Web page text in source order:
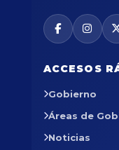
ACCESOS
Gobierno
Áreas de
Noticias